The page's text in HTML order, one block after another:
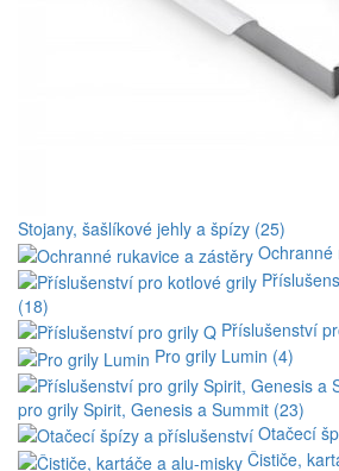
Stojany, šašlíkové jehly a špízy (25)
Ochranné
(18)
Příslušenství
Pro grily Lumin (4)
pro grily Spirit, Genesis a Summit (23)
Otačecí
Čističe,